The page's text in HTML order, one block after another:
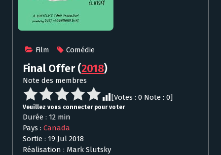
Film Comédie
Final Offer(2018)
Note des membres
[Votes : 0 Note : 0]
Veuillez vous connecter pour voter
Durée : 12 min
Pays : Canada
Sortie : 19 Jul 2018
Réalisation : Mark Slutsky